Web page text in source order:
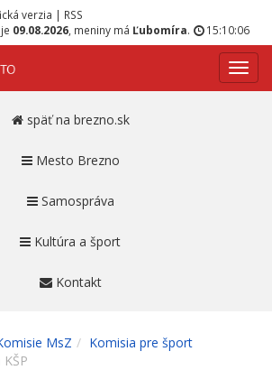
verzia | RSS
09.08.2026 , meniny má Ľubomíra. 15:10:06
späť na brezno.sk
Mesto Brezno
Samospráva
Kultúra a šport
Kontakt
MsZ
Komisia pre šport